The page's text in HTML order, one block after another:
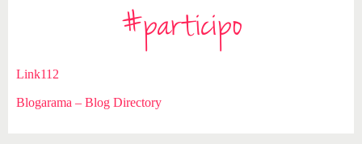
#participo
Link112
Blogarama – Blog Directory